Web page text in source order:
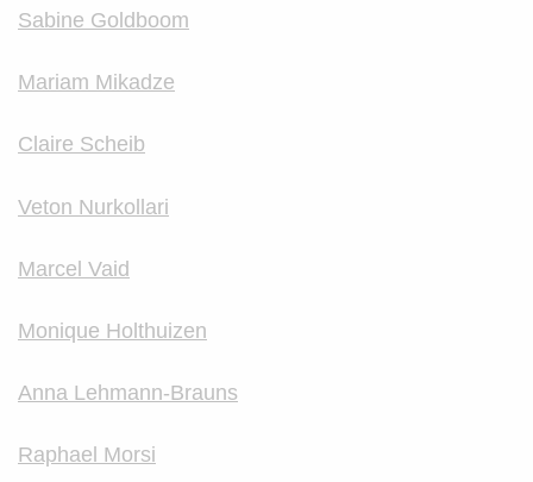
Sabine Goldboom
Mariam Mikadze
Claire Scheib
Veton Nurkollari
Marcel Vaid
Monique Holthuizen
Anna Lehmann-Brauns
Raphael Morsi